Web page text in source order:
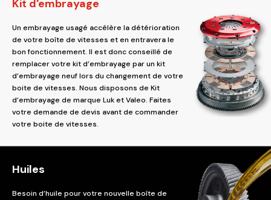
Kit d'embrayage
Un embrayage usagé accélère la détérioration
de votre boîte de vitesses et en entravera le
bon fonctionnement. Il est donc conseillé de
remplacer votre kit d’embrayage par un kit
d’embrayage neuf lors du changement de votre
boite de vitesses. Nous disposons de Kit
d’embrayage de marque Luk et Valeo. Faites
votre demande de devis avant de commander
votre boite de vitesses.
Huiles
Besoin d’huile pour votre nouvelle boîte de